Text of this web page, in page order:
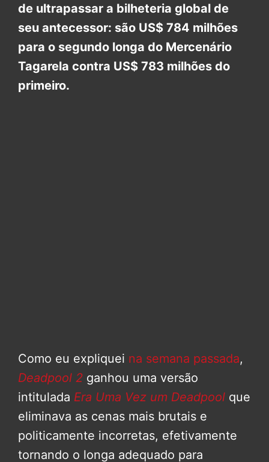
de ultrapassar a bilheteria global de
seu antecessor: são US$ 784 milhões
para o segundo longa do Mercenário
Tagarela contra US$ 783 milhões do
primeiro.
Como eu expliquei na semana passada,
Deadpool 2 ganhou uma versão
intitulada Era Uma Vez um Deadpool que
eliminava as cenas mais brutais e
politicamente incorretas, efetivamente
tornando o longa adequado para